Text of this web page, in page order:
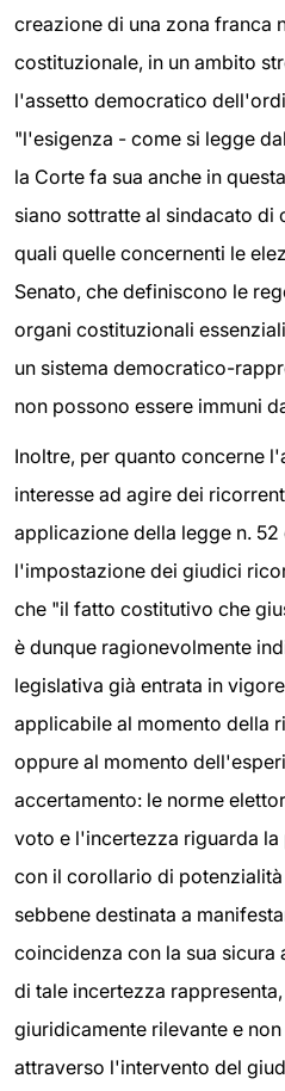
creazione di una zona franca
costituzionale, in un ambito
l'assetto democratico
"l'esigenza - come si legge
la Corte fa sua anche in
siano sottratte al sindacato di
quali quelle concernenti le
Senato, che definiscono le
organi costituzionali
un sistema democratico-
non possono essere immuni
Inoltre, per quanto concerne
interesse ad agire dei
applicazione della legge n. 52
l'impostazione dei giudici
che "il fatto costitutivo che
è dunque ragionevolmente
legislativa già entrata in
applicabile al momento della
oppure al momento
accertamento: le norme
voto e l'incertezza riguarda
con il corollario di
sebbene destinata a
coincidenza con la sua
di tale incertezza
giuridicamente rilevante e
attraverso l'intervento del